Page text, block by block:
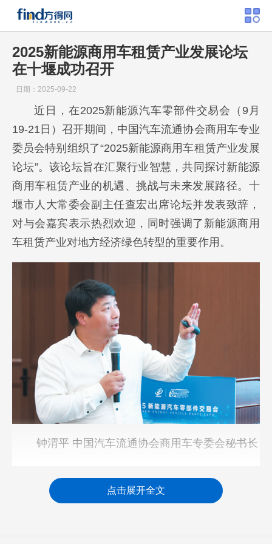
2025新能源商用车租赁产业发展论坛
在十堰成功召开
日期：2025-09-22
近日，在2025新能源汽车零部件交易会（9月
19-21日）召开期间，中国汽车流通协会商用车专业
委员会特别组织了“2025新能源商用车租赁产业发展
论坛”。该论坛旨在汇聚行业智慧，共同探讨新能源
商用车租赁产业的机遇、挑战与未来发展路径。十
堰市人大常委会副主任查宏出席论坛并发表致辞，
对与会嘉宾表示热烈欢迎，同时强调了新能源商用
车租赁产业对地方经济绿色转型的重要作用。
钟渭平 中国汽车流通协会商用车专委会秘书长
长钟渭平就全球商用车市场及租赁市场前景作了全
点击展开全文